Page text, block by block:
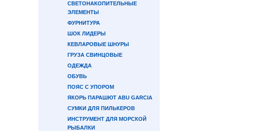
СВЕТОНАКОПИТЕЛЬНЫЕ
ЭЛЕМЕНТЫ
ФУРНИТУРА
ШОК ЛИДЕРЫ
КЕВЛАРОВЫЕ ШНУРЫ
ГРУЗА СВИНЦОВЫЕ
ОДЕЖДА
ОБУВЬ
ПОЯС С УПОРОМ
ЯКОРЬ ПАРАШЮТ ABU GARCIA
СУМКИ ДЛЯ ПИЛЬКЕРОВ
ИНСТРУМЕНТ ДЛЯ МОРСКОЙ
РЫБАЛКИ